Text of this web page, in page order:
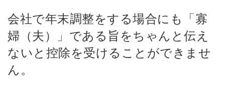
会社で年末調整をする場合にも「寡
婦（夫）」である旨をちゃんと伝え
ないと控除を受けることができませ
ん。